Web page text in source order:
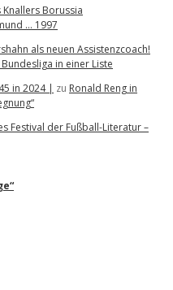
Borussia
… 1997
als neuen Assistenzcoach!
in einer Liste
in 2024 | zu Ronald Reng in
Festival der Fußball-Literatur –